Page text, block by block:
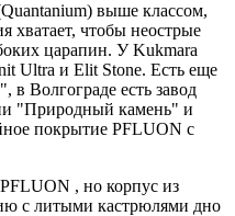
выше классом,
хватает, чтобы неострые
царапин. У Kukmara
Ultra и Elit Stone. Есть еще
в Волгограде есть завод
"Природный камень" и
покрытие PFLUON c
, но корпус из
с литыми кастрюлями дно